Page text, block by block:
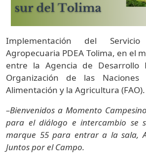
Implementación del
Agropecuaria PDEA Tolima, en el
entre la Agencia de Desarrollo
Organización de las
Alimentación y la Agricultura (FAO).
–Bienvenidos a Momento
para el diálogo e intercambio se
marque 55 para entrar a la sala,
Juntos por el Campo.